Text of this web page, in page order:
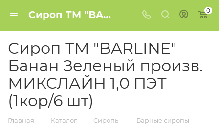
Сироп ТМ "BARLINE" Банан Зеленый произв. МИКСЛАЙН 1,0 ПЭТ (1кор/6 шт) купить в Минске 0
Сироп ТМ "BARLINE"
Банан Зеленый произв.
МИКСЛАЙН 1,0 ПЭТ
(1кор/6 шт)
Главная — Каталог — Сиропы — Барные сиропы —